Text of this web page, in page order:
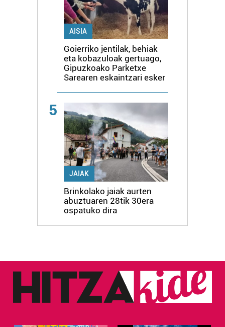
AISIA
Goierriko jentilak, behiak
eta kobazuloak gertuago,
Gipuzkoako Parketxe
Sarearen eskaintzari esker
5
JAIAK
Brinkolako jaiak aurten
abuztuaren 28tik 30era
ospatuko dira